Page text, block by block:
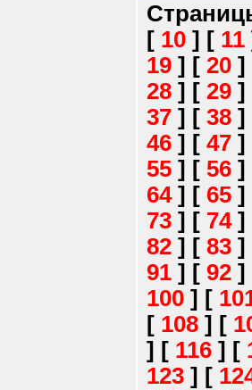
[ 10 ] [ 11
19 ] [ 20 ]
28 ] [ 29 ]
37 ] [ 38 ]
46 ] [ 47 ]
55 ] [ 56 ]
64] [ 65 ]
73 ] [ 74]
82 ] [ 83 ]
91 ] [ 92 ]
100 ] [
[ 108 ] [
] [ 116 ] [
123 ] [